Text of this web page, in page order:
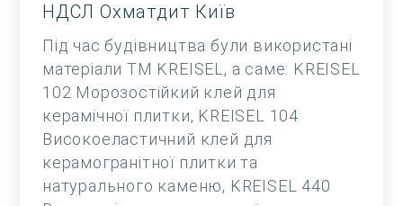
НДСЛ Охматдит Київ
Під час будівництва були використані
матеріали ТМ KREISEL, а саме: KREISEL
102 Морозостійкий клей для
керамічної плитки, KREISEL 104
Високоеластичний клей для
керамогранітної плитки та
натурального каменю, KREISEL 440